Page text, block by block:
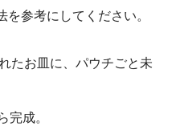
参考にしてください。
たお皿に、パウチごと未
完成。